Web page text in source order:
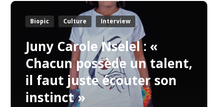
Juny Carole Nselel : «
Chacun possède un talent,
il faut juste écouter son
instinct »
Biopic Culture Interview